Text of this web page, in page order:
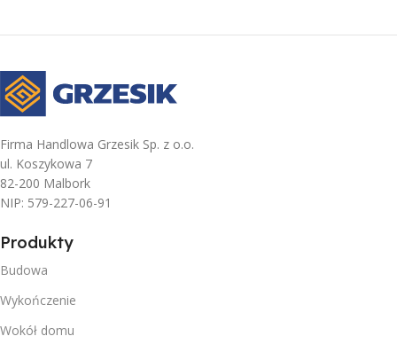
Firma Handlowa Grzesik Sp. z o.o.
ul. Koszykowa 7
82-200 Malbork
NIP: 579-227-06-91
Produkty
Budowa
Wykończenie
Wokół domu